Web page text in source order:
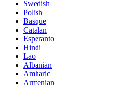
Swedish
Polish
Basque
Catalan
Esperanto
Hindi
Lao
Albanian
Amharic
Armenian